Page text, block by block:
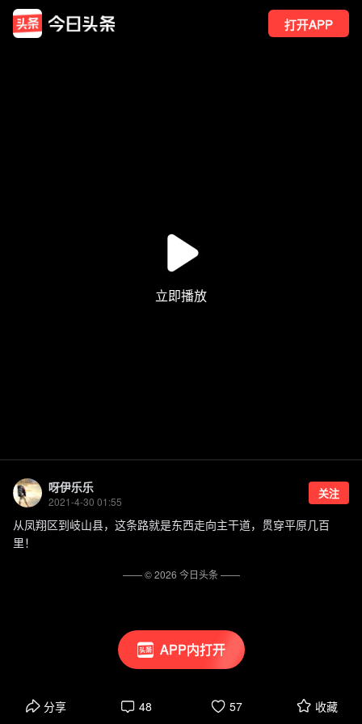
打开APP
APP内打开
呀伊乐乐
2021-4-30 01:55
关注
从凤翔区到岐山县，这条路就是东西走向主干道，贯穿平原几百
里！
分享 48 57 收藏
—— ©2026 今日头条——